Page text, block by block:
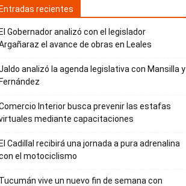
recientes
Gobernador analizó con el legislador
el avance de obras en Leales
analizó la agenda legislativa con Mansilla y
Interior busca prevenir las estafas
mediante capacitaciones
Cadillal recibirá una jornada a pura adrenalina
el motociclismo
vive un nuevo fin de semana con